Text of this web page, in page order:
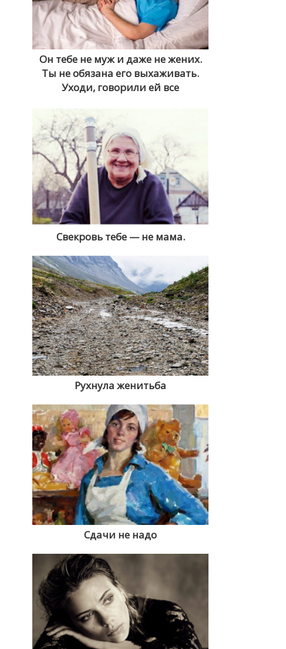
Он тебе не муж и даже не жених.
Ты не обязана его выхаживать.
Уходи, говорили ей все
Свекровь тебе — не мама.
Рухнула женитьба
Сдачи не надо